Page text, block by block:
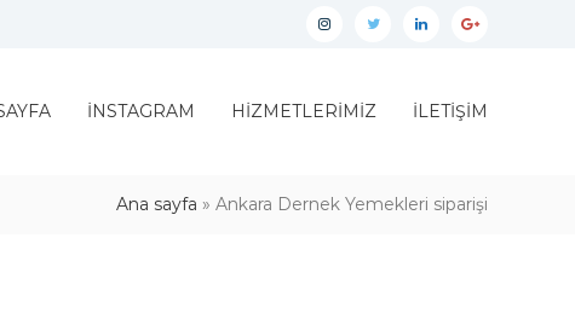
İnstagramtwitter linkedin google
İNSTAGRAM HİZMETLERİMİZ İLETİŞİM
Ana sayfa » Ankara Dernek Yemekleri siparişi